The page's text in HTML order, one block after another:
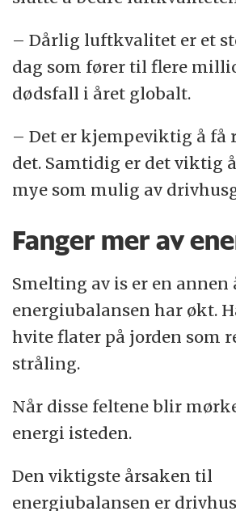
– Dårlig luftkvalitet er et
dag som fører til flere
dødsfall i året globalt.
– Det er kjempeviktig å få
det. Samtidig er det viktig
mye som mulig av
Fanger mer av
Smelting av is er en
energiubalansen har økt.
hvite flater på jorden som
stråling.
Når disse feltene blir
energi isteden.
Den viktigste årsaken til
energiubalansen er